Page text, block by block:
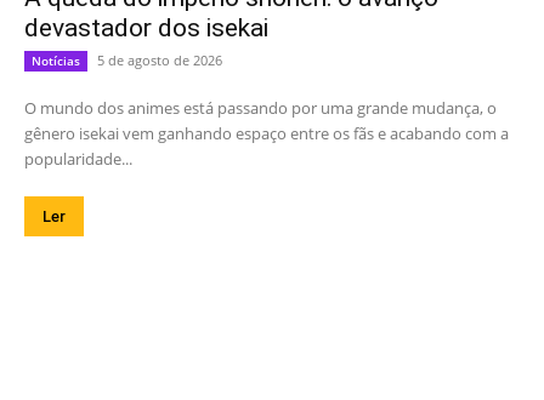
devastador dos isekai
Notícias 5 de agosto de 2026
O mundo dos animes está passando por uma grande mudança, o
gênero isekai vem ganhando espaço entre os fãs e acabando com a
popularidade...
Ler